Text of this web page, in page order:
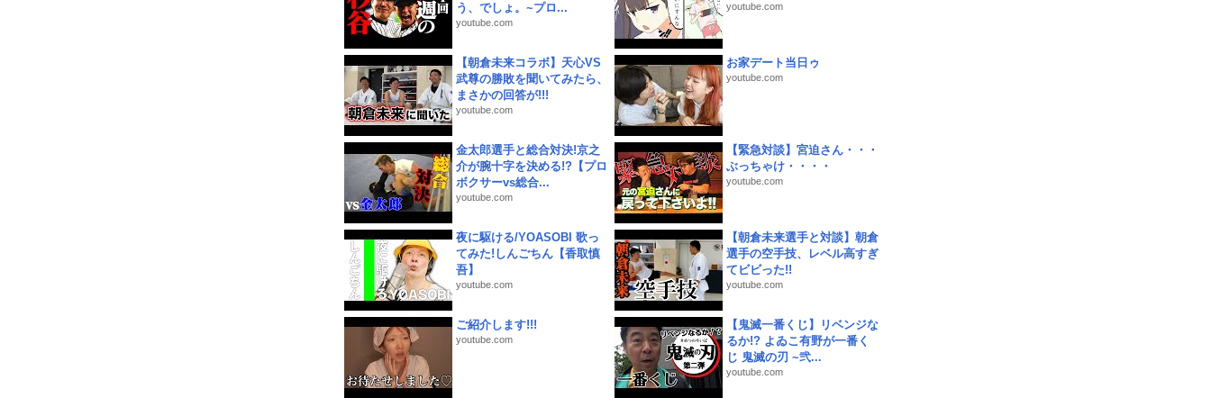
う、でしょ。~プロ...
youtube.com
youtube.com
【朝倉未来コラボ】天心VS
武尊の勝敗を聞いてみたら、
まさかの回答が!!!
youtube.com
お家デート当日ゥ
youtube.com
金太郎選手と総合対決!京之
介が腕十字を決める!?【プロ
ボクサーvs総合...
youtube.com
【緊急対談】宮迫さん・・・
ぶっちゃけ・・・・
youtube.com
夜に駆ける/YOASOBI 歌っ
てみた!しんごちん【香取慎
吾】
youtube.com
【朝倉未来選手と対談】朝倉
選手の空手技、レベル高すぎ
てビビった!!
youtube.com
ご紹介します!!!
youtube.com
【鬼滅一番くじ】リベンジな
るか!? よゐこ有野が一番く
じ 鬼滅の刃 ~弐...
youtube.com